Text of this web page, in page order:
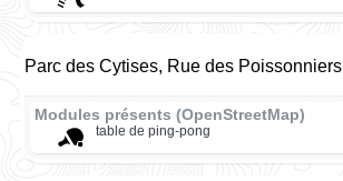
Parc des Cytises, Rue des Poissonniers
Modules présents (OpenStreetMap)
table de ping-pong